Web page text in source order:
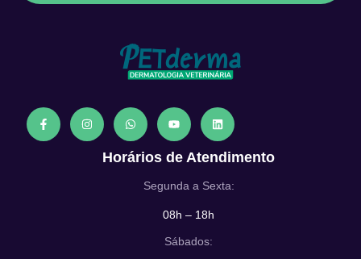
Horários de Atendimento
Segunda a Sexta:
08h – 18h
Sábados: